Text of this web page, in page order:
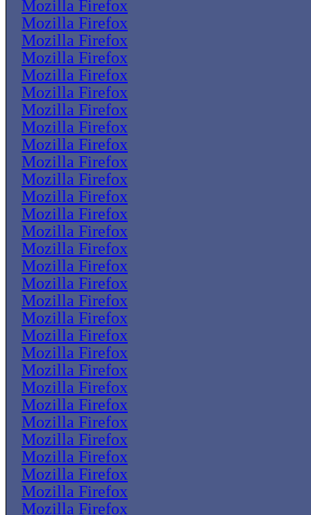
Mozilla Firefox
Mozilla Firefox
Mozilla Firefox
Mozilla Firefox
Mozilla Firefox
Mozilla Firefox
Mozilla Firefox
Mozilla Firefox
Mozilla Firefox
Mozilla Firefox
Mozilla Firefox
Mozilla Firefox
Mozilla Firefox
Mozilla Firefox
Mozilla Firefox
Mozilla Firefox
Mozilla Firefox
Mozilla Firefox
Mozilla Firefox
Mozilla Firefox
Mozilla Firefox
Mozilla Firefox
Mozilla Firefox
Mozilla Firefox
Mozilla Firefox
Mozilla Firefox
Mozilla Firefox
Mozilla Firefox
Mozilla Firefox
Mozilla Firefox